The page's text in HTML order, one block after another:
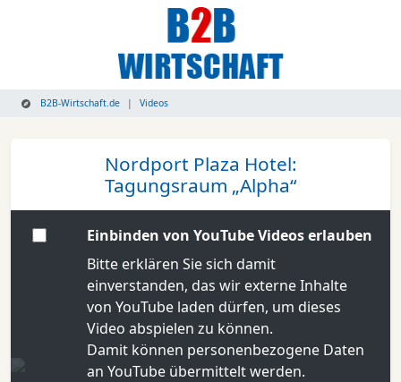
B2B-Wirtschaft.de Videos
Nordport Plaza Hotel:
Tagungsraum „Alpha“
Einbinden von YouTube Videos erlauben
Bitte erklären Sie sich damit
einverstanden, das wir externe Inhalte
von YouTube laden dürfen, um dieses
Video abspielen zu können.
Damit können personenbezogene Daten
an YouTube übermittelt werden.